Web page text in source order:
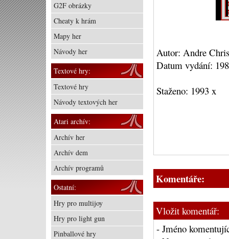
Autor: Andre
Datum vydání:
Staženo: 1993 x
Komentáře:
Vložit komentář:
- Jméno
G2F obrázky
Cheaty k hrám
Mapy her
Návody her
Textové hry:
Textové hry
Návody textových her
Atari archív:
Archív her
Archív dem
Archív programů
Ostatní:
Hry pro multijoy
Hry pro light gun
Pinballové hry